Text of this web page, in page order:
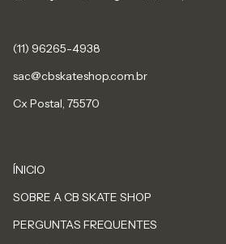
sac@cbskateshop.com.br
Cx Postal, 75570
ÍNICIO
SOBRE A CB SKATE SHOP
PERGUNTAS FREQUENTES